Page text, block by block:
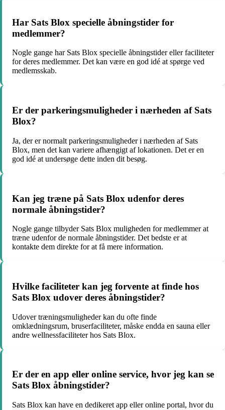
Har Sats Blox specielle åbningstider for
medlemmer?
Nogle gange har Sats Blox specielle åbningstider eller faciliteter
for deres medlemmer. Det kan være en god idé at spørge ved
medlemsskab.
Er der parkeringsmuligheder i nærheden af Sats
Blox?
Ja, der er normalt parkeringsmuligheder i nærheden af Sats
Blox, men det kan variere afhængigt af lokationen. Det er en
god idé at undersøge dette inden dit besøg.
Kan jeg træne på Sats Blox udenfor deres
normale åbningstider?
Nogle gange tilbyder Sats Blox muligheden for medlemmer at
træne udenfor de normale åbningstider. Det bedste er at
kontakte dem direkte for at få mere information.
Hvilke faciliteter kan jeg forvente at finde hos
Sats Blox udover deres åbningstider?
Udover træningsmuligheder kan du ofte finde
omklædningsrum, bruserfaciliteter, måske endda en sauna eller
andre wellnessfaciliteter hos Sats Blox.
Er der en app eller online service, hvor jeg kan se
Sats Blox åbningstider?
Sats Blox kan have en dedikeret app eller online portal, hvor du